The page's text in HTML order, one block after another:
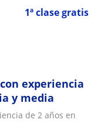
1ª clase gratis
experiencia
y media
de 2 años en